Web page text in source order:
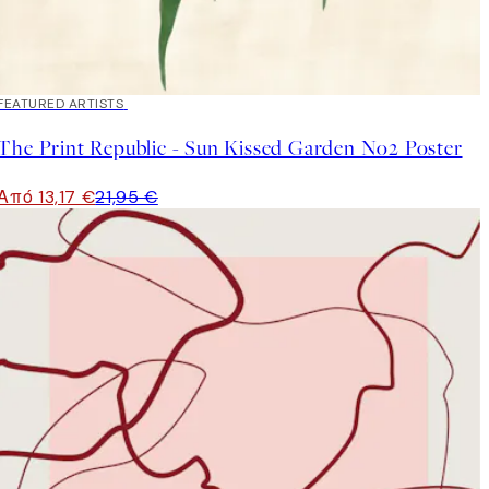
ARTISTS
Print Republic - Sun Kissed Garden No2 Poster
13,17 €21,95 €